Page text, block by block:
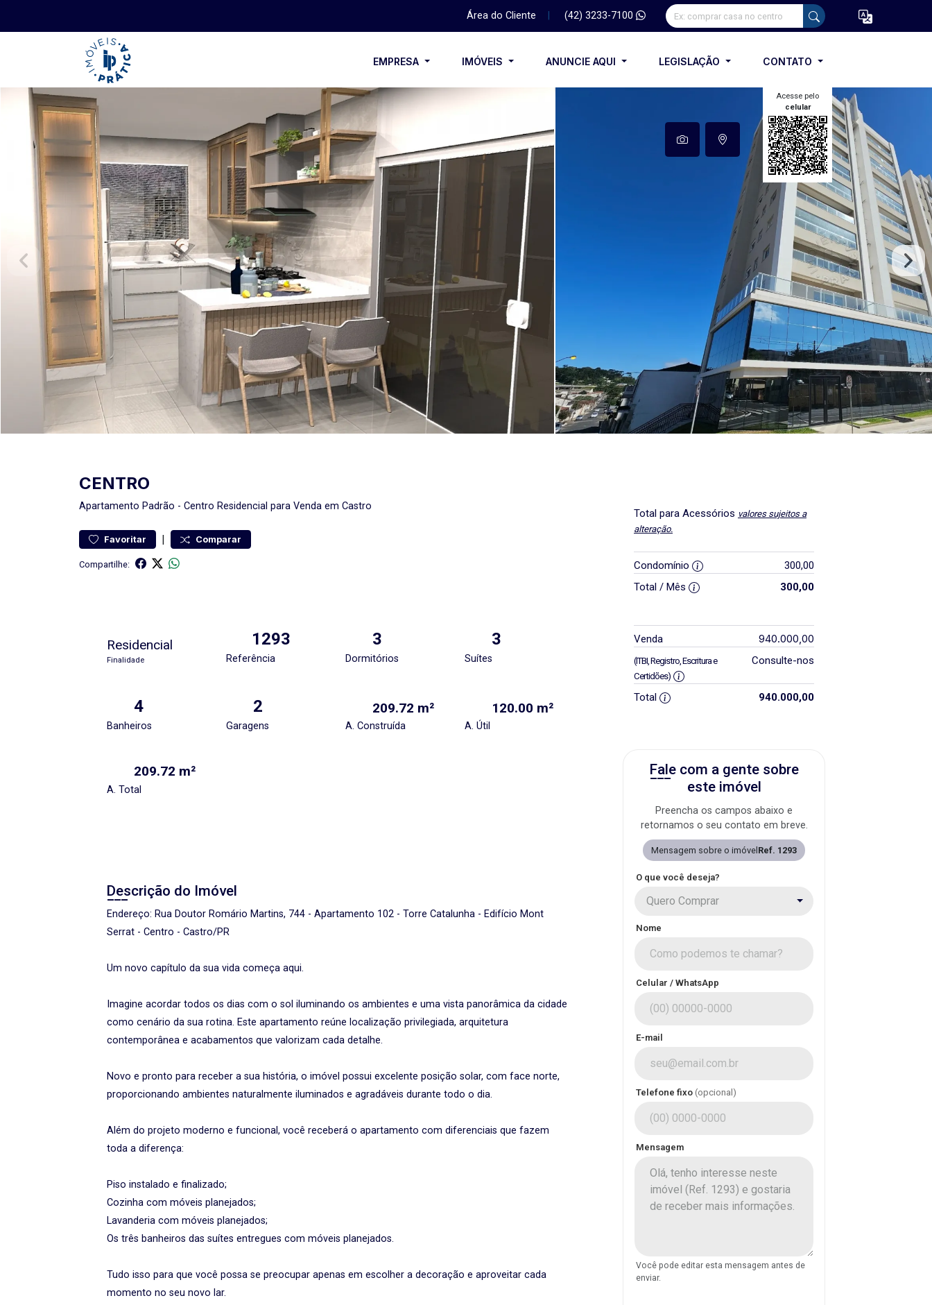
Área do Cliente (42) 3233-7100
EMPRESA IMÓVEIS ANUNCIE AQUI LEGISLAÇÃO CONTATO
Acesse pelo
celular
CENTRO
Apartamento Padrão - Centro Residencial para Venda em Castro
Favoritar | Comparar
Compartilhe:
Residencial
Finalidade
1293
Referência
3
Dormitórios
3
Suítes
4
Banheiros
2
Garagens
209.72 m²
A. Construída
120.00 m²
A. Útil
209.72 m²
A. Total
Descrição do Imóvel
Endereço: Rua Doutor Romário Martins, 744 - Apartamento 102 - Torre Catalunha - Edifício Mont
Serrat - Centro - Castro/PR
Um novo capítulo da sua vida começa aqui.
Imagine acordar todos os dias com o sol iluminando os ambientes e uma vista panorâmica da cidade
como cenário da sua rotina. Este apartamento reúne localização privilegiada, arquitetura
contemporânea e acabamentos que valorizam cada detalhe.
Novo e pronto para receber a sua história, o imóvel possui excelente posição solar, com face norte,
proporcionando ambientes naturalmente iluminados e agradáveis durante todo o dia.
Além do projeto moderno e funcional, você receberá o apartamento com diferenciais que fazem
toda a diferença:
Piso instalado e finalizado;
Cozinha com móveis planejados;
Lavanderia com móveis planejados;
Os três banheiros das suítes entregues com móveis planejados.
Tudo isso para que você possa se preocupar apenas em escolher a decoração e aproveitar cada
momento no seu novo lar.
Total para Acessórios valores sujeitos a
alteração.
Condomínio
300,00
Total / Mês
300,00
Venda 940.000,00
(ITBI, Registro, Escritura e
Certidões)
Consulte-nos
Total 940.000,00
Fale com a gente sobre
este imóvel
Preencha os campos abaixo e
retornamos o seu contato em breve.
Mensagem sobre o imóvel Ref. 1293
O que você deseja?
Quero Comprar
Nome
Celular / WhatsApp
E-mail
Telefone fixo (opcional)
Mensagem
Você pode editar esta mensagem antes de
enviar.